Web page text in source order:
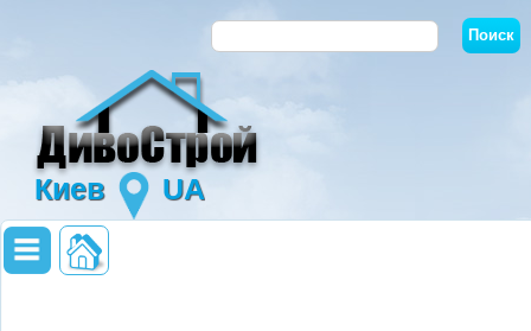
Киев UA